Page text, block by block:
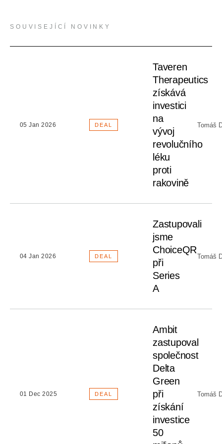
SOUVISEJÍCÍ NOVINKY
05 Jan 2026 DEAL
Taveren
Therapeutics
získává
investici
na
vývoj
revolučního
léku
proti
rakovině
Tomáš
04 Jan 2026 DEAL
Zastupovali
jsme
ChoiceQR
při
Series
A
Tomáš
01 Dec 2025 DEAL
Ambit
zastupoval
společnost
Delta
Green
při
získání
investice
50
Tomáš